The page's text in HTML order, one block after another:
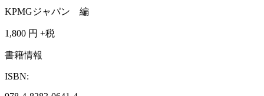
KPMGジャパン 編
1,800 円 +税
書籍情報
ISBN: